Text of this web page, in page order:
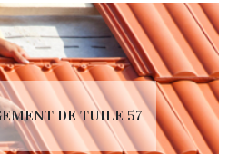
DE TUILE 57